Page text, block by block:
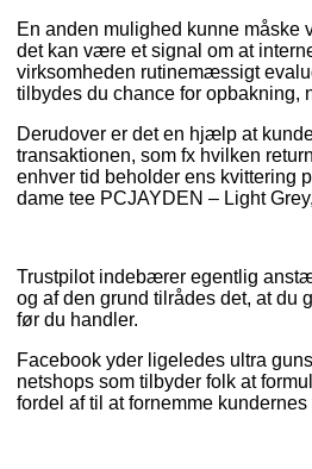
En anden mulighed kunne måske
det kan være et signal om at
virksomheden rutinemæssigt
tilbydes du chance for opbakning,
Derudover er det en hjælp at
transaktionen, som fx hvilken
enhver tid beholder ens kvittering
dame tee PCJAYDEN – Light
Trustpilot indebærer egentlig
og af den grund tilrådes det, at du
før du handler.
Facebook yder ligeledes ultra
netshops som tilbyder folk at
fordel af til at fornemme kundernes